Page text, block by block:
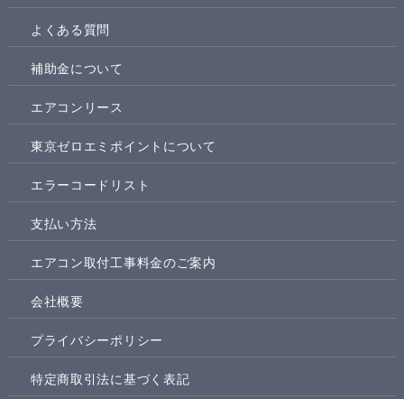
よくある質問
補助金について
エアコンリース
東京ゼロエミポイントについて
エラーコードリスト
支払い方法
エアコン取付工事料金のご案内
会社概要
プライバシーポリシー
特定商取引法に基づく表記